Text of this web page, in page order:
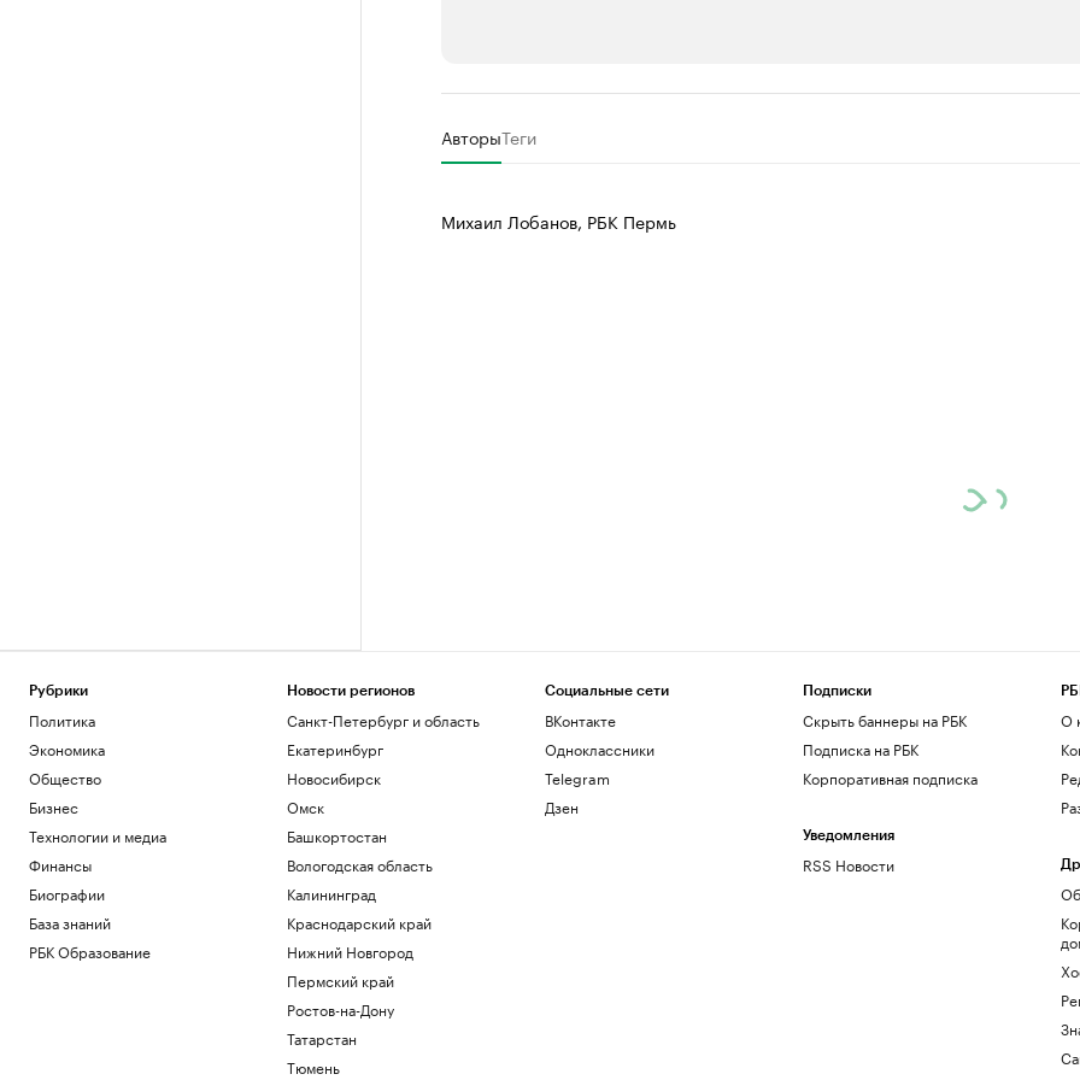
Крупнейшие производители и продавцы медийной
АвторыТеги
Михаил Лобанов, РБК Пермь
Рубрики
Политика
Экономика
Общество
Бизнес
Технологии и медиа
Финансы
Биографии
База знаний
РБК Образование
Новости регионов
Санкт-Петербург и область
Екатеринбург
Новосибирск
Омск
Башкортостан
Вологодская область
Калининград
Краснодарский край
Нижний Новгород
Пермский край
Ростов-на-Дону
Татарстан
Тюмень
Социальные сети
ВКонтакте
Одноклассники
Telegram
Дзен
Подписки
Скрыть баннеры на РБК
Подписка на РБК
Корпоративная подписка
Уведомления
RSS Новости
О